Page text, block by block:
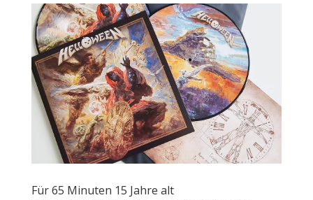
Für 65 Minuten 15 Jahre alt